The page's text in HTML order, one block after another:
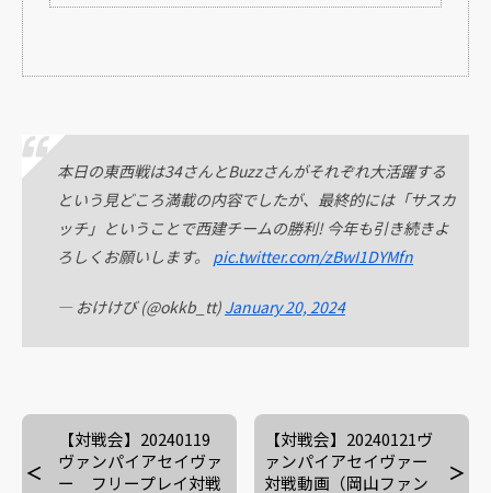
本日の東西戦は34さんとBuzzさんがそれぞれ大活躍する
という見どころ満載の内容でしたが、最終的には「サスカ
ッチ」ということで西建チームの勝利! 今年も引き続きよ
ろしくお願いします。 pic.twitter.com/zBwI1DYMfn
— おけけび (@okkb_tt) January 20, 2024
【対戦会】20240119
ヴァンパイアセイヴァ
ー フリープレイ対戦
【対戦会】20240121ヴ
ァンパイアセイヴァー
対戦動画（岡山ファン